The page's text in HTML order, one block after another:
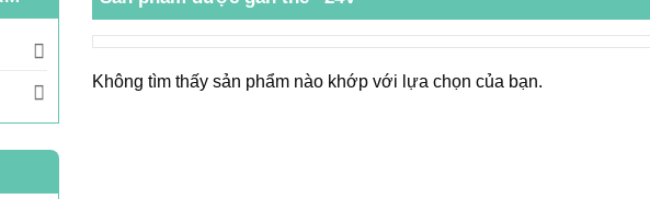
Không tìm thấy sản phẩm nào khớp với lựa chọn của bạn.